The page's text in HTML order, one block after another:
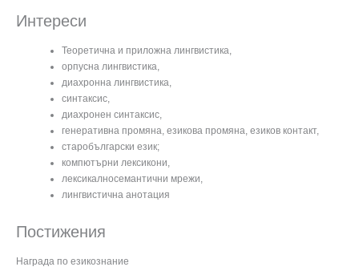
Интереси
Теоретична и приложна лингвистика,
орпусна лингвистика,
диахронна лингвистика,
синтаксис,
диахронен синтаксис,
генеративна промяна, езикова промяна, езиков контакт,
старобългарски език;
компютърни лексикони,
лексикалносемантични мрежи,
лингвистична анотация
Постижения
Награда по езикознание